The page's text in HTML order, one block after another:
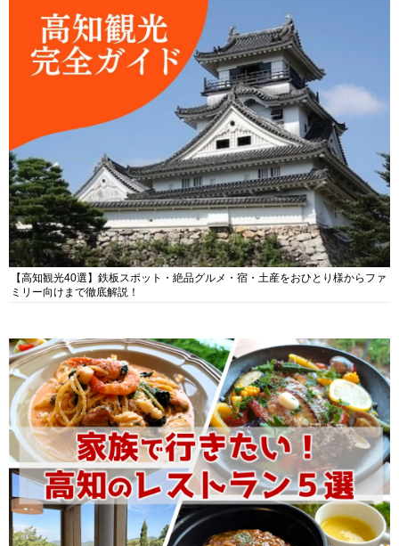
【高知観光40選】鉄板スポット・絶品グルメ・宿・土産をおひとり様からファ
ミリー向けまで徹底解説！